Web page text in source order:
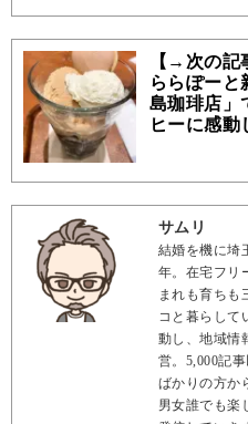
【→次の記
ららぽーと
島珈琲店」
ヒーに感動
サムリ
結婚を機に埼
年。在宅フリ
まれも育ちも
コと暮らして
動し、地域情
営。5,000記
ばかりの方か
男女誰でも楽